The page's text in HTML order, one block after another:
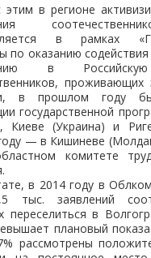
в регионе
в рамках
по оказанию
в
в прошлом году
государственной
Киеве (Украина) и
— в Кишиневе
комитете
в 2014 году в
тыс. заявлений
в
плановый
рассмотрены